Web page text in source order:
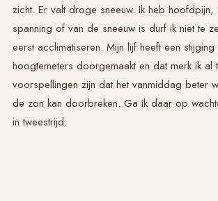
zicht. Er valt droge sneeuw. Ik heb
spanning of van de sneeuw is durf ik niet te
eerst acclimatiseren. Mijn lijf heeft een
hoogtemeters doorgemaakt en dat merk ik al
voorspellingen zijn dat het vanmiddag beter
de zon kan doorbreken. Ga ik daar op
in tweestrijd.